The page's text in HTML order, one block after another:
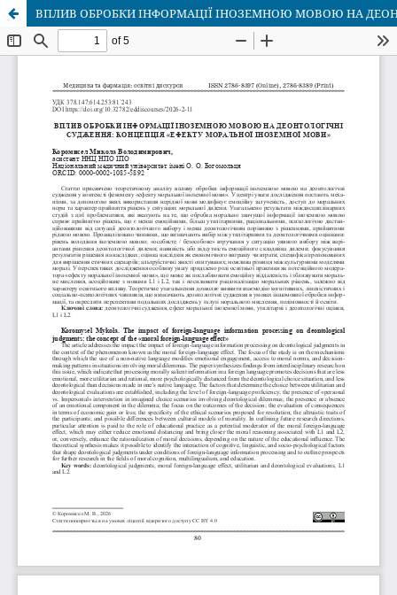
ВПЛИВ ОБРОБКИ ІНФОРМАЦІЇ ІНОЗЕМНОЮ МОВОЮ НА